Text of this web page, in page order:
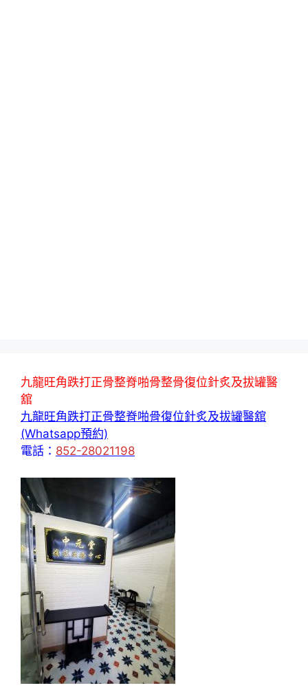
九龍旺角跌打正骨整脊啪骨整骨復位針炙及拔罐醫
舘
九龍旺角跌打正骨整脊啪骨復位針炙及拔罐醫舘
(Whatsapp預約)
電話： 852-28021198